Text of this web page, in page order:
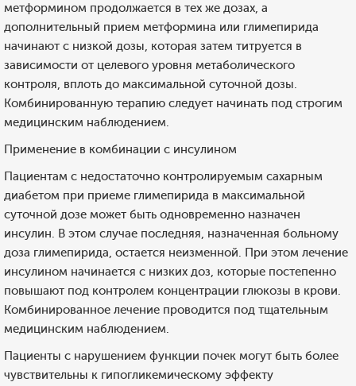
метформином продолжается в тех же дозах, а
дополнительный прием метформина или глимепирида
начинают с низкой дозы, которая затем титруется в
зависимости от целевого уровня метаболического
контроля, вплоть до максимальной суточной дозы.
Комбинированную терапию следует начинать под строгим
медицинским наблюдением.
Применение в комбинации с инсулином
Пациентам с недостаточно контролируемым сахарным
диабетом при приеме глимепирида в максимальной
суточной дозе может быть одновременно назначен
инсулин. В этом случае последняя, назначенная больному
доза глимепирида, остается неизменной. При этом лечение
инсулином начинается с низких доз, которые постепенно
повышают под контролем концентрации глюкозы в крови.
Комбинированное лечение проводится под тщательным
медицинским наблюдением.
Пациенты с нарушением функции почек могут быть более
чувствительны к гипогликемическому эффекту